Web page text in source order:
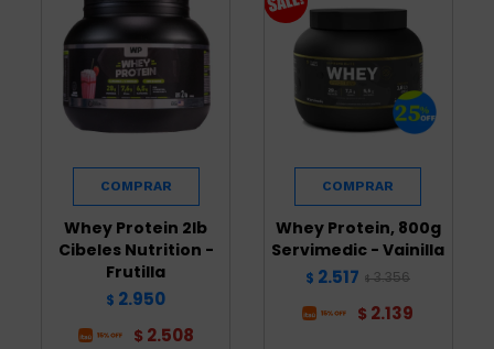
Whey Protein 2lb
Cibeles Nutrition -
Frutilla
$ 2.950
$ 2.508
Whey Protein, 800g
Servimedic - Vainilla
$ 2.517 $ 3.356
$ 2.139